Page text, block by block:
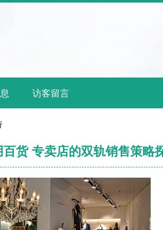
访客留言
货 专卖店的双轨销售策略